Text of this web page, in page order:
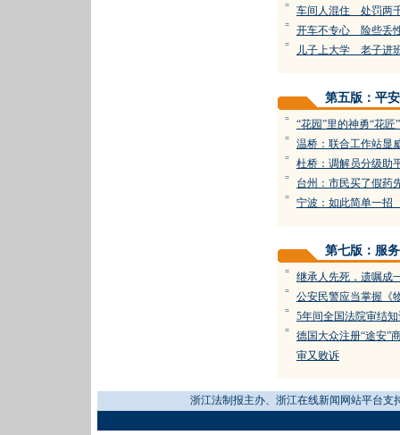
= 车间人混住 处罚两
= 开车不专心 险些丢
= 儿子上大学 老子进
第五版：平安
= “花园”里的神勇“花匠”
= 温桥：联合工作站显
= 杜桥：调解员分级助
= 台州：市民买了假药
= 宁波：如此简单一
第七版：服务
= 继承人先死，遗嘱成
= 公安民警应当掌握《
= 5年间全国法院审结
=
德国大众注册“途安
审又败诉
浙江法制报主办、浙江在线新闻网站平台